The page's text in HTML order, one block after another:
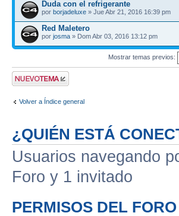
Duda con el refrigerante
por borjadeluxe » Jue Abr 21, 2016 16:39 pm
Red Maletero
por josma » Dom Abr 03, 2016 13:12 pm
Mostrar temas previos:
Publicar un nuevo
tema
Volver a Índice general
¿QUIÉN ESTÁ
Usuarios navegando
Foro y 1 invitado
PERMISOS DEL FORO